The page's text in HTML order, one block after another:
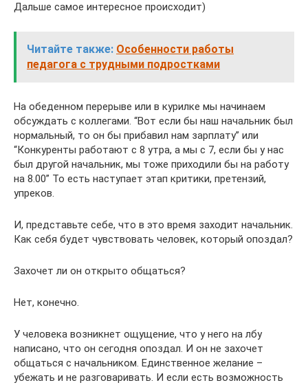
Дальше самое интересное происходит)
Читайте также: Особенности работы
педагога с трудными подростками
На обеденном перерыве или в курилке мы начинаем
обсуждать с коллегами. “Вот если бы наш начальник был
нормальный, то он бы прибавил нам зарплату” или
“Конкуренты работают с 8 утра, а мы с 7, если бы у нас
был другой начальник, мы тоже приходили бы на работу
на 8.00” То есть наступает этап критики, претензий,
упреков.
И, представьте себе, что в это время заходит начальник.
Как себя будет чувствовать человек, который опоздал?
Захочет ли он открыто общаться?
Нет, конечно.
У человека возникнет ощущение, что у него на лбу
написано, что он сегодня опоздал. И он не захочет
общаться с начальником. Единственное желание –
убежать и не разговаривать. И если есть возможность